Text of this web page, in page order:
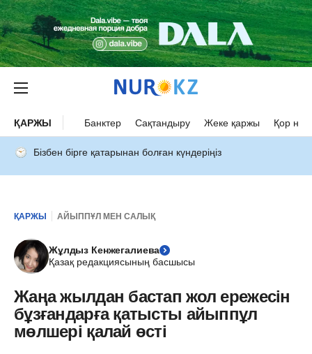
ҚАРЖЫ Банктер Сақтандыру Жеке қаржы Қор
Бізбен бірге қатарынан болған күндеріңіз
ҚАРЖЫ АЙЫППҰЛ МЕН САЛЫҚ
Жұлдыз Кенжегалиева
Қазақ редакциясының басшысы
Жаңа жылдан бастап жол ережесін
бұзғандарға қатысты айыппұл
мөлшері қалай өсті